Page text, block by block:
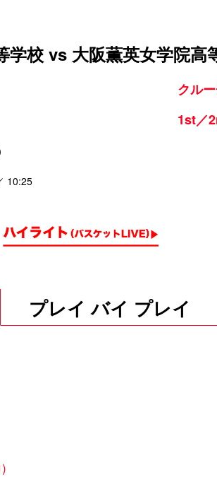
学校 vs 大阪薫英女学院高
10:25
クル
1st／
プレイ バイ プレイ